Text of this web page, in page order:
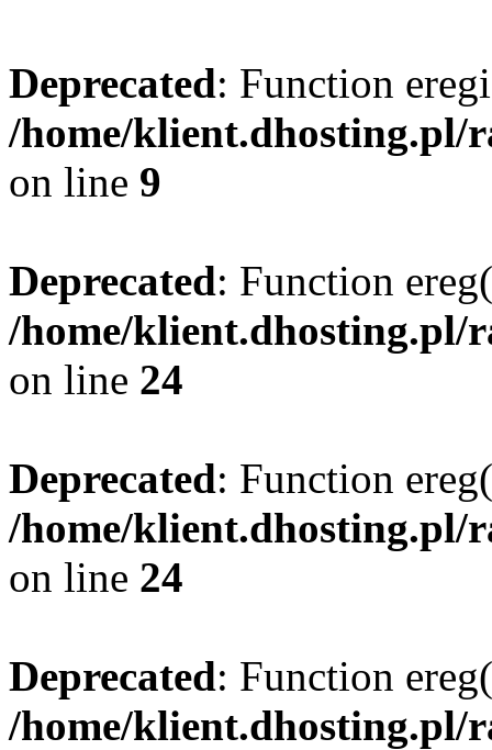
Deprecated: Function
/home/klient.dhosting.pl/
on line 9
Deprecated: Function
/home/klient.dhosting.pl/
on line 24
Deprecated: Function
/home/klient.dhosting.pl/
on line 24
Deprecated: Function
/home/klient.dhosting.pl/